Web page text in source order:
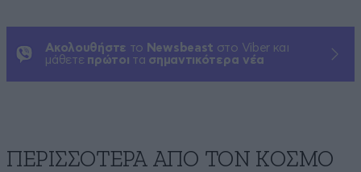
Ακολουθήστε το Newsbeast στο Viber και
μάθετε πρώτοι τα σημαντικότερα νέα
ΠΕΡΙΣΣΟΤΕΡΑ ΑΠΟ ΤΟΝ ΚΟΣΜΟ